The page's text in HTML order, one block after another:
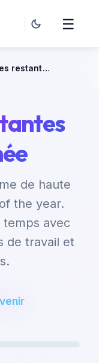
☰
Semaines restantes dans l'année
de haute
the year.
temps avec
de travail et